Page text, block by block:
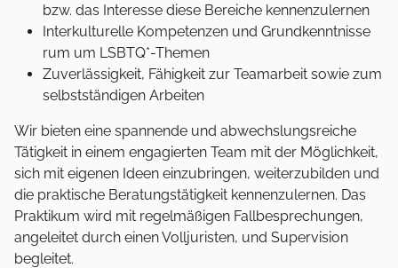
bzw. das Interesse diese Bereiche kennenzulernen
Interkulturelle Kompetenzen und Grundkenntnisse
rum um LSBTQ*-Themen
Zuverlässigkeit, Fähigkeit zur Teamarbeit sowie zum
selbstständigen Arbeiten
Wir bieten eine spannende und abwechslungsreiche
Tätigkeit in einem engagierten Team mit der Möglichkeit,
sich mit eigenen Ideen einzubringen, weiterzubilden und
die praktische Beratungstätigkeit kennenzulernen. Das
Praktikum wird mit regelmäßigen Fallbesprechungen,
angeleitet durch einen Volljuristen, und Supervision
begleitet.